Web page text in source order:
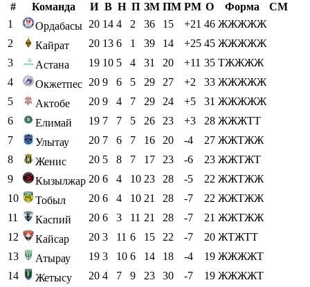
# Команда И В Н П ЗМ ПМ РМ О Форма
СМ
1
Ордабасы 20 14 4 2 36 15 +21 46 ЖЖЖЖЖ
2
Кайрат 20 13 6 1 39 14 +25 45 ЖЖЖЖЖ
3
Астана 19 10 5 4 31 20 +11 35 ТЖЖЖЖ
4
Окжетпес 20 9 6 5 29 27 +2 33 ЖЖЖЖЖ
5
Актобе 20 9 4 7 29 24 +5 31 ЖЖЖЖЖ
6
Елимай 19 7 7 5 26 23 +3 28 ЖЖЖТТ
7
Улытау 20 7 6 7 16 20 -4 27 ЖЖТЖЖ
8
Женис 20 5 8 7 17 23 -6 23 ЖЖТЖТ
9
Кызылжар 20 6 4 10 23 28 -5 22 ЖЖТЖЖ
10
Тобыл 20 6 4 10 21 28 -7 22 ЖЖТЖЖ
11
Каспий 20 6 3 11 21 28 -7 21 ЖЖТЖЖ
12
Кайсар 20 3 11 6 15 22 -7 20 ЖТЖТТ
13
Атырау 19 3 10 6 14 18 -4 19 ЖЖЖЖТ
14
Жетысу 20 4 7 9 23 30 -7 19 ЖЖЖЖТ